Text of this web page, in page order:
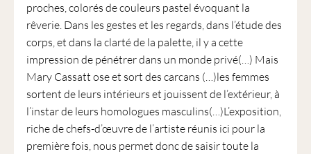
proches, colorés de couleurs pastel évoquant la
rêverie. Dans les gestes et les regards, dans l’étude des
corps, et dans la clarté de la palette, il y a cette
impression de pénétrer dans un monde privé(…) Mais
Mary Cassatt ose et sort des carcans (…)les femmes
sortent de leurs intérieurs et jouissent de l’extérieur, à
l’instar de leurs homologues masculins(…)L’exposition,
riche de chefs-d’œuvre de l’artiste réunis ici pour la
première fois, nous permet donc de saisir toute la